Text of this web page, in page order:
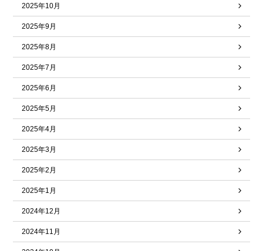
2025年10月
2025年9月
2025年8月
2025年7月
2025年6月
2025年5月
2025年4月
2025年3月
2025年2月
2025年1月
2024年12月
2024年11月